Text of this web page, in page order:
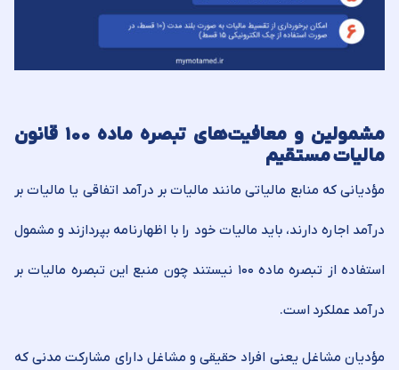
مشمولین و معافیت‌های تبصره ماده ۱۰۰ قانون
مالیات مستقیم
مؤدیانی که منابع مالیاتی مانند مالیات بر درآمد اتفاقی یا مالیات بر
درآمد اجاره دارند، باید مالیات خود را با اظهارنامه بپردازند و مشمول
استفاده از تبصره ماده ۱۰۰ نیستند چون منبع این تبصره مالیات بر
درآمد عملکرد است.
مؤدیان مشاغل یعنی افراد حقیقی و مشاغل دارای مشارکت مدنی که